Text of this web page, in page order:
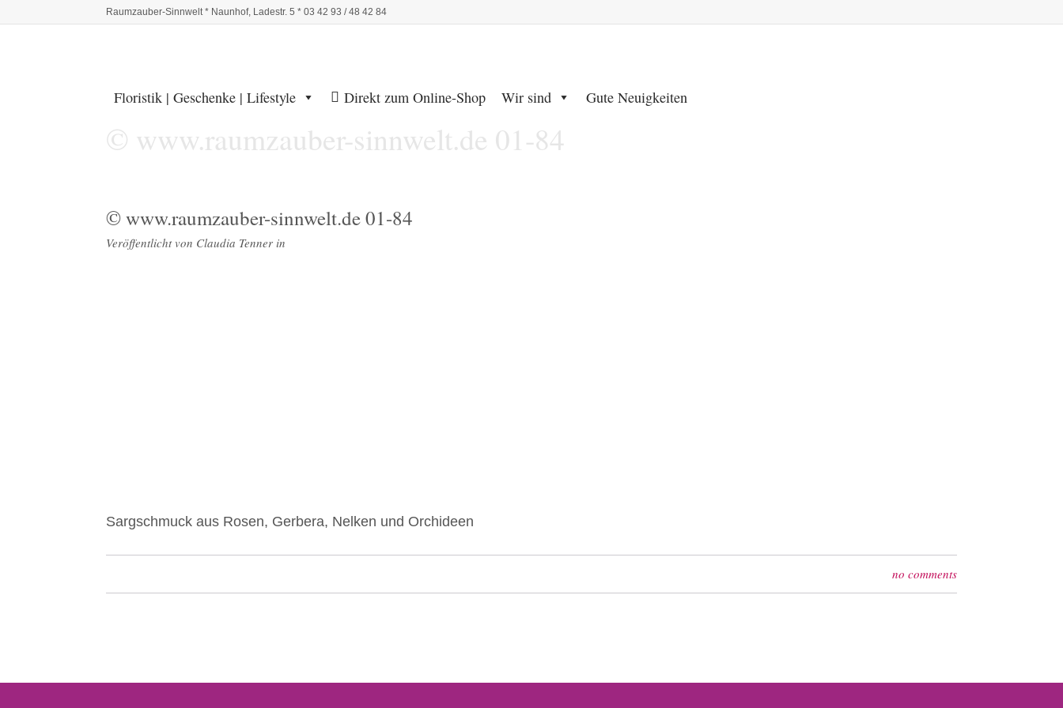
Raumzauber-Sinnwelt * Naunhof, Ladestr. 5 * 03 42 93 / 48 42 84
Floristik | Geschenke | Lifestyle Direkt zum Online-Shop Wir sind Gute Neuigkeiten
© www.raumzauber-sinnwelt.de 01-84
© www.raumzauber-sinnwelt.de 01-84
Veröffentlicht von Claudia Tenner in
Sargschmuck aus Rosen, Gerbera, Nelken und Orchideen
no comments